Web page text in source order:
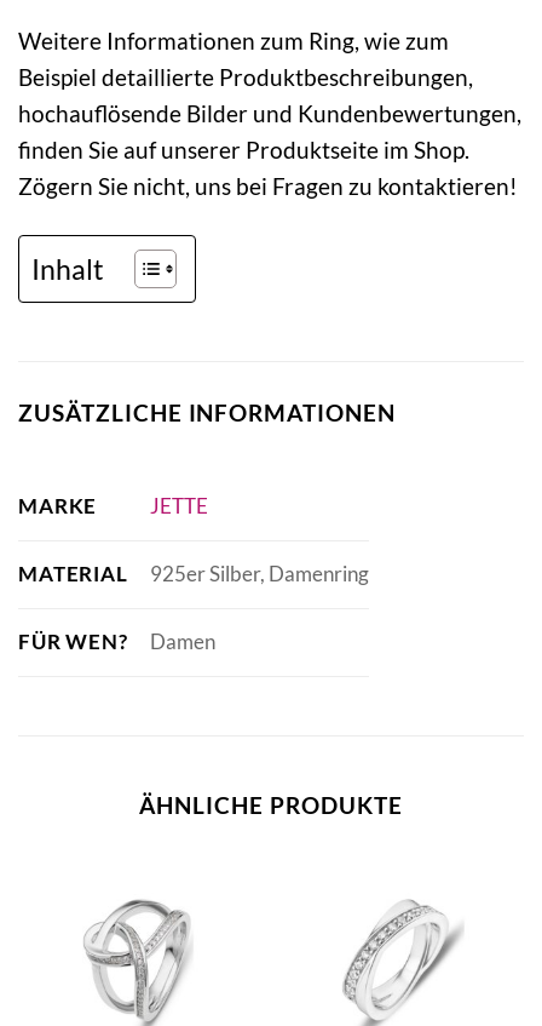
Weitere Informationen zum Ring, wie zum
Beispiel detaillierte Produktbeschreibungen,
hochauflösende Bilder und Kundenbewertungen,
finden Sie auf unserer Produktseite im Shop.
Zögern Sie nicht, uns bei Fragen zu kontaktieren!
Inhalt
ZUSÄTZLICHE INFORMATIONEN
MARKE JETTE
MATERIAL 925er Silber, Damenring
FÜR WEN? Damen
ÄHNLICHE PRODUKTE